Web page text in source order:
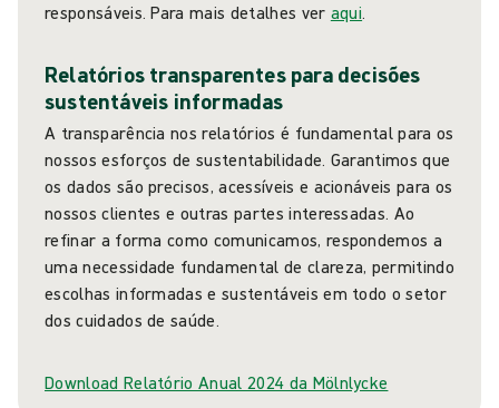
responsáveis. Para mais detalhes ver aqui.
Relatórios transparentes para decisões
sustentáveis informadas
A transparência nos relatórios é fundamental para os
nossos esforços de sustentabilidade. Garantimos que
os dados são precisos, acessíveis e acionáveis para os
nossos clientes e outras partes interessadas. Ao
refinar a forma como comunicamos, respondemos a
uma necessidade fundamental de clareza, permitindo
escolhas informadas e sustentáveis em todo o setor
dos cuidados de saúde.
Download Relatório Anual 2024 da Mölnlycke